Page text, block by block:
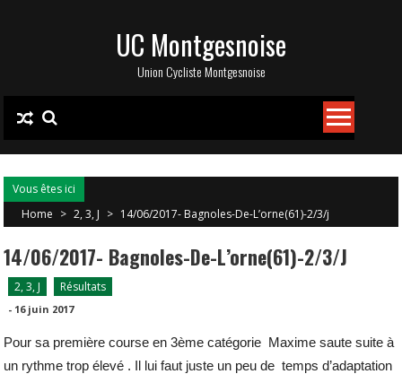
UC Montgesnoise
Union Cycliste Montgesnoise
Vous êtes ici
Home > 2, 3, J > 14/06/2017- Bagnoles-De-L’orne(61)-2/3/j
14/06/2017- Bagnoles-De-L’orne(61)-2/3/j
2, 3, J Résultats
- 16 juin 2017
Pour sa première course en 3ème catégorie Maxime saute suite à
un rythme trop élevé . Il lui faut juste un peu de temps d’adaptation